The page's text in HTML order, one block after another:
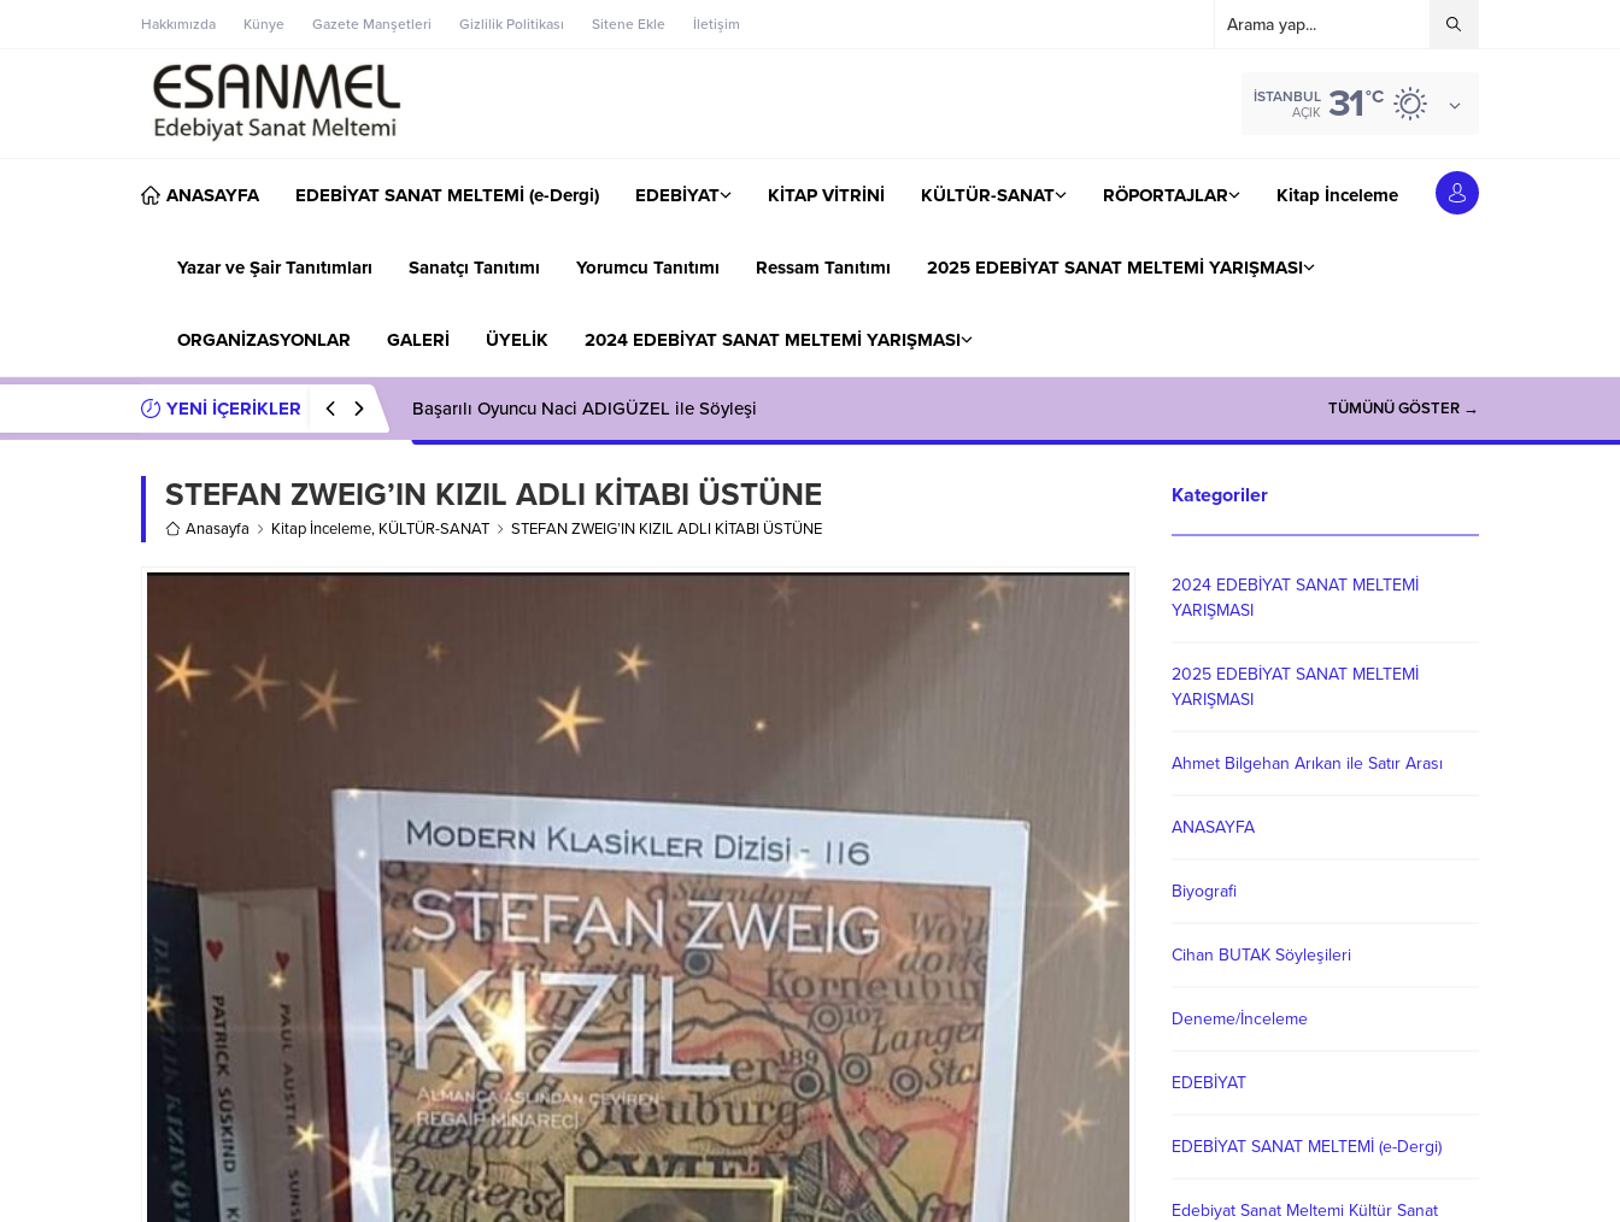
Hakkımızda Künye Gazete Manşetleri Gizlilik Politikası Sitene Ekle İletişim
İSTANBUL
AÇIK 31°C
ANASAYFA EDEBİYAT SANAT MELTEMİ (e-Dergi) EDEBİYAT KİTAP VİTRİNİ KÜLTÜR-SANAT RÖPORTAJLAR Kitap İnceleme
Yazar ve Şair Tanıtımları Sanatçı Tanıtımı Yorumcu Tanıtımı Ressam Tanıtımı 2025 EDEBİYAT SANAT MELTEMİ YARIŞMASI
ORGANİZASYONLAR GALERİ ÜYELİK 2024 EDEBİYAT SANAT MELTEMİ YARIŞMASI
YENİ İÇERİKLER Başarılı Oyuncu Naci ADIGÜZEL ile Söyleşi TÜMÜNÜ GÖSTER →
STEFAN ZWEIG’IN KIZIL ADLI KİTABI ÜSTÜNE
Anasayfa Kitap İnceleme, KÜLTÜR-SANAT STEFAN ZWEIG’IN KIZIL ADLI KİTABI ÜSTÜNE
Kategoriler
2024 EDEBİYAT SANAT MELTEMİ
YARIŞMASI
2025 EDEBİYAT SANAT MELTEMİ
YARIŞMASI
Ahmet Bilgehan Arıkan ile Satır Arası
ANASAYFA
Biyografi
Cihan BUTAK Söyleşileri
Deneme/İnceleme
EDEBİYAT
EDEBİYAT SANAT MELTEMİ (e-Dergi)
Edebiyat Sanat Meltemi Kültür Sanat